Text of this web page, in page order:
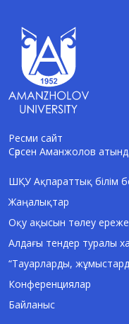
Ресми сайт
Сәрсен Аманжолов
ШҚУ Ақпараттық білім
Жаңалықтар
Оқу ақысын төлеу
Алдағы тендер туралы
“Тауарларды,
Конференциялар
Байланыс
AI-Talapker
Сәлем! Мен AI-
Аманжолов
университеті
Бакалавриат,